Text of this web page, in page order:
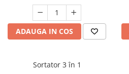
ADAUGA IN COS
Sortator 3 în 1